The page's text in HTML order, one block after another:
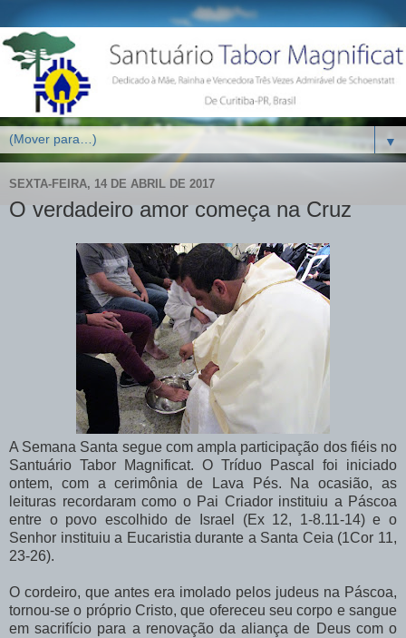
▼
SEXTA-FEIRA, 14 DE ABRIL DE 2017
O verdadeiro amor começa na Cruz
A Semana Santa segue com ampla participação dos fiéis no
Santuário Tabor Magnificat. O Tríduo Pascal foi iniciado
ontem, com a cerimônia de Lava Pés. Na ocasião, as
leituras recordaram como o Pai Criador instituiu a Páscoa
entre o povo escolhido de Israel (Ex 12, 1-8.11-14) e o
Senhor instituiu a Eucaristia durante a Santa Ceia (1Cor 11,
23-26).
O cordeiro, que antes era imolado pelos judeus na Páscoa,
tornou-se o próprio Cristo, que ofereceu seu corpo e sangue
em sacrifício para a renovação da aliança de Deus com o